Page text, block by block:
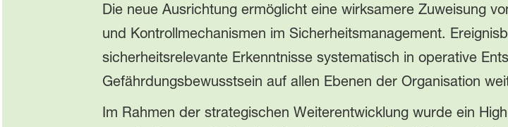
Die neue Ausrichtung ermöglicht eine wirksamere Zuweisung
und Kontrollmechanismen im Sicherheitsmanagement.
sicherheitsrelevante Erkenntnisse systematisch in operative
Gefährdungsbewusstsein auf allen Ebenen der Organisation
Im Rahmen der strategischen Weiterentwicklung wurde ein